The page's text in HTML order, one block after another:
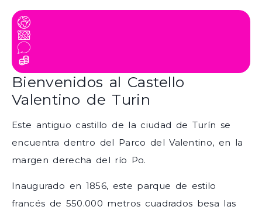
Bienvenidos al Castello
Valentino de Turin
Este antiguo castillo de la ciudad de Turín se
encuentra dentro del Parco del Valentino, en la
margen derecha del río Po.
Inaugurado en 1856, este parque de estilo
francés de 550.000 metros cuadrados besa las